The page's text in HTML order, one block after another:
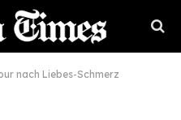
nach Liebes-Schmerz